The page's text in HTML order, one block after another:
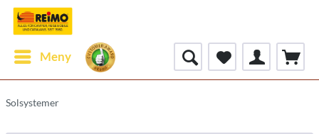
Meny
Solsystemer